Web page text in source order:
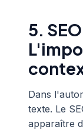
5.
Dans
texte. Le
apparaître